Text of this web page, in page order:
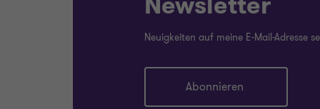
Neuigkeiten auf meine E-Mail-Adresse
Abonnieren